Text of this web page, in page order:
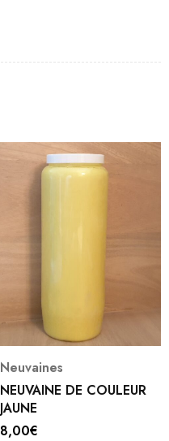
Neuvaines
NEUVAINE DE COULEUR
JAUNE
8,00€